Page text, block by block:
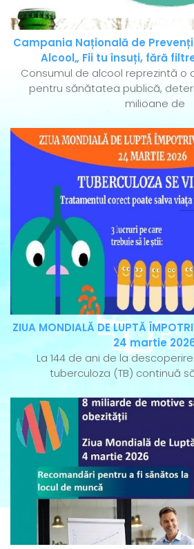
Campania Națională de
Alcool„ Fii tu însuți, fără
Consumul de alcool reprezintă o
pentru sănătatea publică,
milioane de
ZIUA MONDIALĂ DE LUPTĂ
24 martie
La 144 de ani de la
tuberculoza (TB) continuă